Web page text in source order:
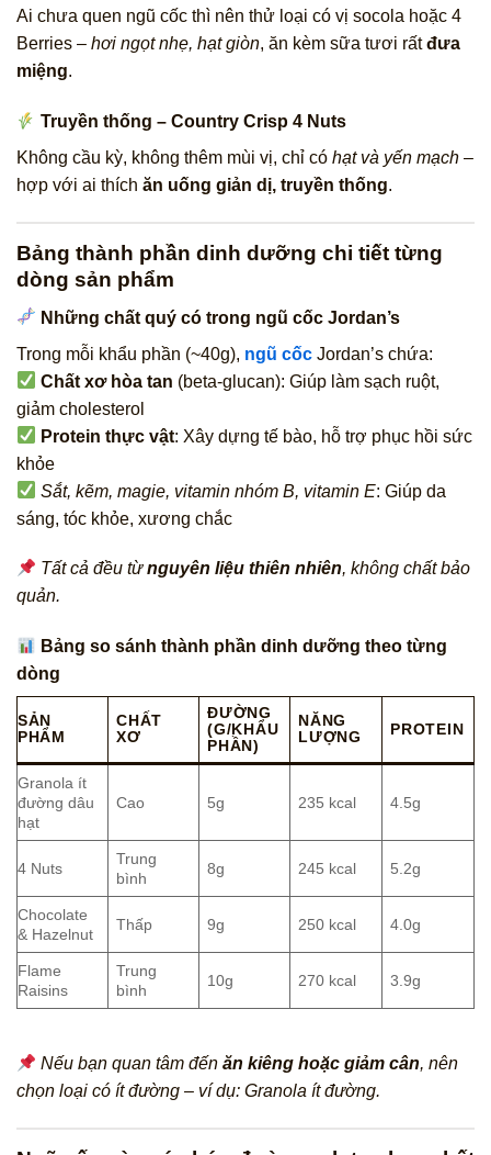
Ai chưa quen ngũ cốc thì nên thử loại có vị socola hoặc 4
Berries – hơi ngọt nhẹ, hạt giòn, ăn kèm sữa tươi rấtđưa
miệng.
Truyền thống – Country Crisp 4 Nuts
Không cầu kỳ, không thêm mùi vị, chỉ có hạt và yến mạch –
hợp với ai thích ăn uống giản dị, truyền thống.
Bảng thành phần dinh dưỡng chi tiết từng
dòng sản phẩm
Những chất quý có trong ngũ cốc Jordan’s
Trong mỗi khẩu phần (~40g), ngũ cốc Jordan’s chứa:
Chất xơ hòa tan (beta-glucan): Giúp làm sạch ruột,
giảm cholesterol
Protein thực vật: Xây dựng tế bào, hỗ trợ phục hồi sức
khỏe
Sắt, kẽm, magie, vitamin nhóm B, vitamin E: Giúp da
sáng, tóc khỏe, xương chắc
Tất cả đều từnguyên liệu thiên nhiên, không chất bảo
quản.
Bảng so sánh thành phần dinh dưỡng theo từng
dòng
SẢN
PHẨM
CHẤT
XƠ
ĐƯỜNG
(G/KHẨU
PHẦN)
NĂNG
LƯỢNG
PROTEIN
Granola ít
đường dâu
hạt
Cao 5g 235 kcal 4.5g
4 Nuts
Trung
bình
8g 245 kcal 5.2g
Chocolate
& Hazelnut
Thấp 9g 250 kcal 4.0g
Flame
Raisins
Trung
bình
10g 270 kcal 3.9g
Nếu bạn quan tâm đếnăn kiêng hoặc giảm cân, nên
chọn loại có ít đường – ví dụ: Granola ít đường.